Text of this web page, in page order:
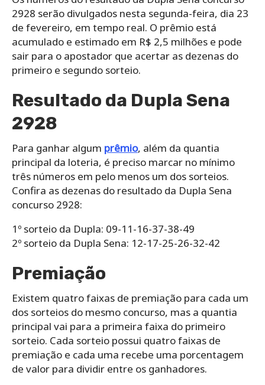
2928 serão divulgados nesta segunda-feira, dia 23
de fevereiro, em tempo real. O prêmio está
acumulado e estimado em R$ 2,5 milhões e pode
sair para o apostador que acertar as dezenas do
primeiro e segundo sorteio.
Resultado da Dupla Sena
2928
Para ganhar algum prêmio, além da quantia
principal da loteria, é preciso marcar no mínimo
três números em pelo menos um dos sorteios.
Confira as dezenas do resultado da Dupla Sena
concurso 2928:
1º sorteio da Dupla: 09-11-16-37-38-49
2º sorteio da Dupla Sena: 12-17-25-26-32-42
Premiação
Existem quatro faixas de premiação para cada um
dos sorteios do mesmo concurso, mas a quantia
principal vai para a primeira faixa do primeiro
sorteio. Cada sorteio possui quatro faixas de
premiação e cada uma recebe uma porcentagem
de valor para dividir entre os ganhadores.